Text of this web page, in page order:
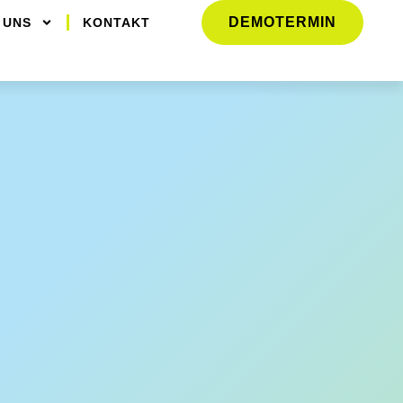
KONTAKT DEMOTERMIN